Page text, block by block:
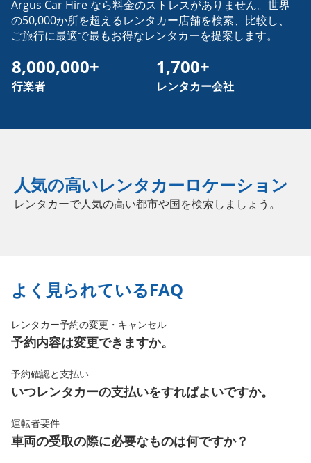
Argus Car Hire なら料金のストレスがありません。世界
の50,000か所を超えるレンタカー店舗を検索、比較し、
ご旅行に最適で最もお得なレンタカーを提案します。
8,000,000+
行楽者
1,700+
レンタカー会社
人気の高いレンタカーロケーション
レンタカーで人気の高い都市や国を検索しましょう。
よく見られているFAQ
レンタカー予約の変更・キャンセル
予約内容は変更できますか。
予約確認と支払い
いつレンタカーの支払いをすればよいですか。
運転者要件
車両の受取の際に必要なものは何ですか？